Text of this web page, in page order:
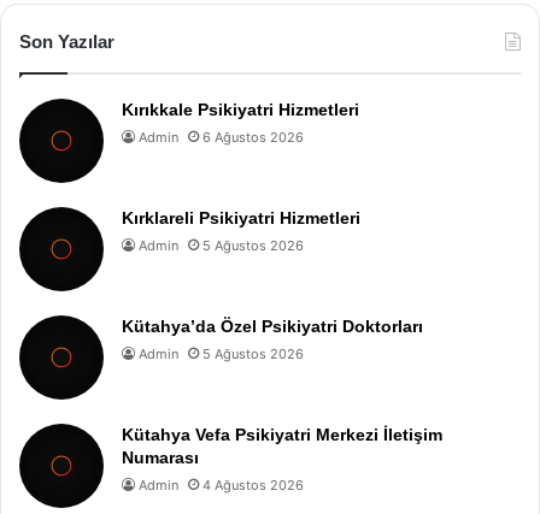
Son Yazılar
Kırıkkale Psikiyatri Hizmetleri
Admin 6 Ağustos 2026
Kırklareli Psikiyatri Hizmetleri
Admin 5 Ağustos 2026
Kütahya’da Özel Psikiyatri Doktorları
Admin 5 Ağustos 2026
Kütahya Vefa Psikiyatri Merkezi İletişim
Numarası
Admin 4 Ağustos 2026